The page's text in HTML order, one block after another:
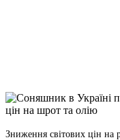
Link
Print
Зниження світових цін на